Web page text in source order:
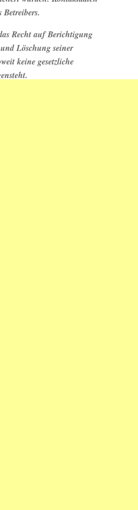
Recht auf Berichtigung
Löschung seiner
keine gesetzliche